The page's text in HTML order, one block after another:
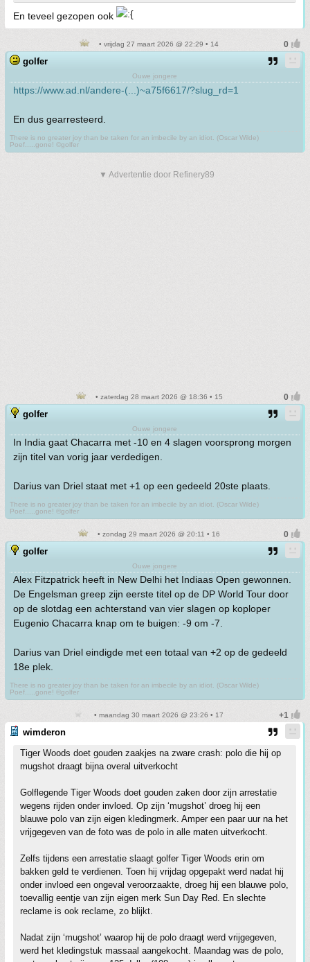
En teveel gezopen ook
• vrijdag 27 maart 2026 @ 22:29 • 14
golfer
Ouwe jongere
https://www.ad.nl/andere-(...)~a75f6617/?slug_rd=1
En dus gearresteerd.
There is no greater joy than be taken for an imbecile by an idiot. (Oscar Wilde)
Poef.....gone! ©golfer
▼ Advertentie door Refinery89
• zaterdag 28 maart 2026 @ 18:36 • 15
golfer
Ouwe jongere
In India gaat Chacarra met -10 en 4 slagen voorsprong morgen
zijn titel van vorig jaar verdedigen.
Darius van Driel staat met +1 op een gedeeld 20ste plaats.
There is no greater joy than be taken for an imbecile by an idiot. (Oscar Wilde)
Poef.....gone! ©golfer
• zondag 29 maart 2026 @ 20:11 • 16
golfer
Ouwe jongere
Alex Fitzpatrick heeft in New Delhi het Indiaas Open gewonnen.
De Engelsman greep zijn eerste titel op de DP World Tour door
op de slotdag een achterstand van vier slagen op koploper
Eugenio Chacarra knap om te buigen: -9 om -7.
Darius van Driel eindigde met een totaal van +2 op de gedeeld
18e plek.
There is no greater joy than be taken for an imbecile by an idiot. (Oscar Wilde)
Poef.....gone! ©golfer
• maandag 30 maart 2026 @ 23:26 • 17
wimderon
Tiger Woods doet gouden zaakjes na zware crash: polo die hij op
mugshot draagt bijna overal uitverkocht
Golflegende Tiger Woods doet gouden zaken door zijn arrestatie
wegens rijden onder invloed. Op zijn ‘mugshot’ droeg hij een
blauwe polo van zijn eigen kledingmerk. Amper een paar uur na het
vrijgegeven van de foto was de polo in alle maten uitverkocht.
Zelfs tijdens een arrestatie slaagt golfer Tiger Woods erin om
bakken geld te verdienen. Toen hij vrijdag opgepakt werd nadat hij
onder invloed een ongeval veroorzaakte, droeg hij een blauwe polo,
toevallig eentje van zijn eigen merk Sun Day Red. En slechte
reclame is ook reclame, zo blijkt.
Nadat zijn ‘mugshot’ waarop hij de polo draagt werd vrijgegeven,
werd het kledingstuk massaal aangekocht. Maandag was de polo,